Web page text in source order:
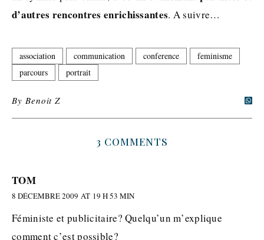
d’autres rencontres enrichissantes. A suivre…
association communication conference
feminisme
parcours
portrait
ByBenoit Z
3 COMMENTS
TOM
8 DÉCEMBRE 2009 AT 19 H 53 MIN
Féministe et publicitaire? Quelqu’un m’explique
comment c’est possible?